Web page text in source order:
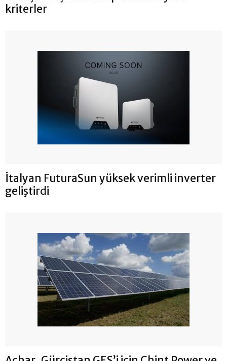
kriterler
İtalyan FuturaSun yüksek verimli inverter
geliştirdi